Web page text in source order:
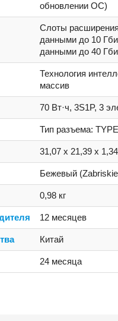
обновлении ОС)
Слоты
данными до 10
данными до 40
Технология
массив
70 Вт·ч, 3S1P, 3
Тип разъема:
31,07 x 21,39 x
Бежевый
0,98 кг
12 месяцев
Китай
24 месяца